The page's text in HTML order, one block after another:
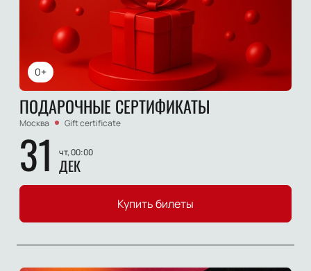
0+
ПОДАРОЧНЫЕ СЕРТИФИКАТЫ
Москва Gift certificate
31 чт, 00:00
ДЕК
Купить билеты